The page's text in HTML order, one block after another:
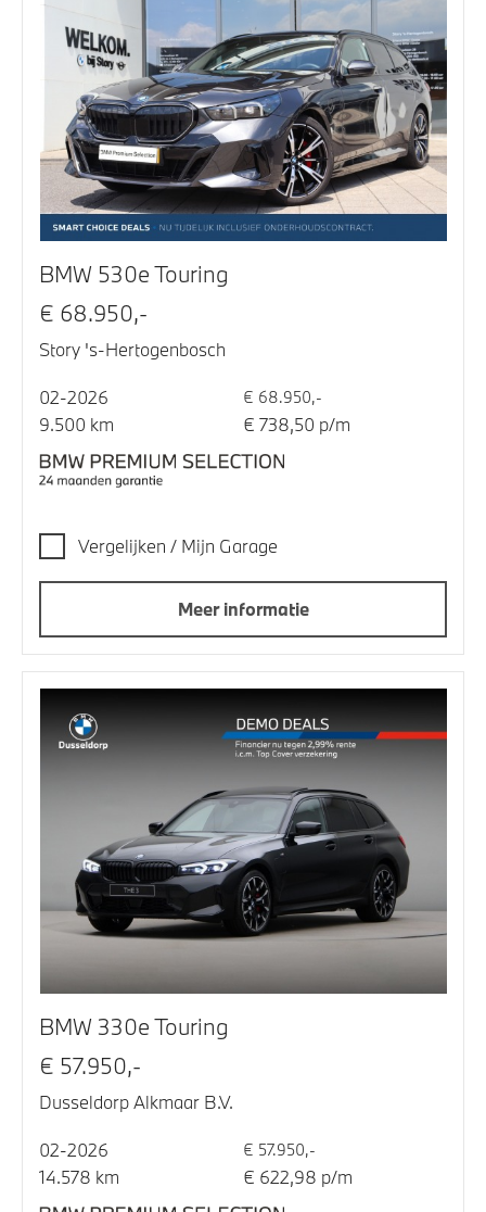
BMW 530e Touring
€ 68.950,-
Story 's-Hertogenbosch
02-2026 € 68.950,-
9.500 km € 738,50 p/m
Vergelijken / Mijn Garage
Meer informatie
BMW 330e Touring
€ 57.950,-
Dusseldorp Alkmaar B.V.
02-2026 € 57.950,-
14.578 km € 622,98 p/m